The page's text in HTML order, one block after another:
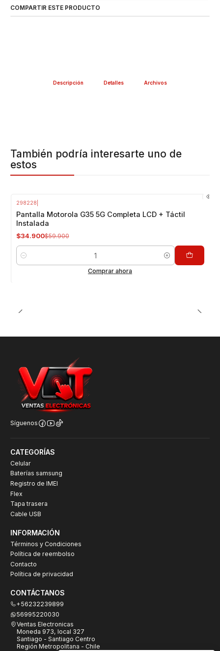
COMPARTIR ESTE PRODUCTO
Descripción Detalles Archivos
También podría interesarte uno de
estos
298228
Pantalla Motorola G35 5G Completa LCD + Táctil
Instalada
$34.900$59.900
Cantidad
Comprar ahora
Síguenos
CATEGORÍAS
Celular
Baterías samsung
Registro de IMEI
Flex
Tapa trasera
Cable USB
INFORMACIÓN
Términos y Condiciones
Política de reembolso
Contacto
Política de privacidad
CONTÁCTANOS
+56232239899
56995220030
Ventas Electronicas
Moneda 973, local 327
Santiago - Santiago Centro
Región Metropolitana - Chile